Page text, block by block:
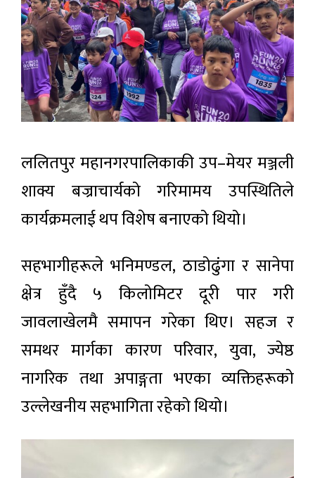
ललितपुर महानगरपालिकाकी उप–मेयर मञ्जली
शाक्य बज्राचार्यको गरिमामय उपस्थितिले
कार्यक्रमलाई थप विशेष बनाएको थियो।
सहभागीहरूले भनिमण्डल, ठाडोढुंगा र सानेपा
क्षेत्र हुँदै ५ किलोमिटर दूरी पार गरी
जावलाखेलमै समापन गरेका थिए। सहज र
समथर मार्गका कारण परिवार, युवा, ज्येष्ठ
नागरिक तथा अपाङ्गता भएका व्यक्तिहरूको
उल्लेखनीय सहभागिता रहेको थियो।